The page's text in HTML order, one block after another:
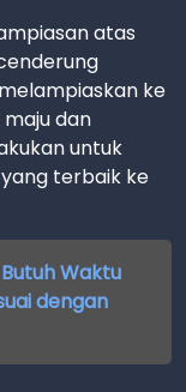
atas
ke
dan
untuk
terbaik ke
Waktu
dengan